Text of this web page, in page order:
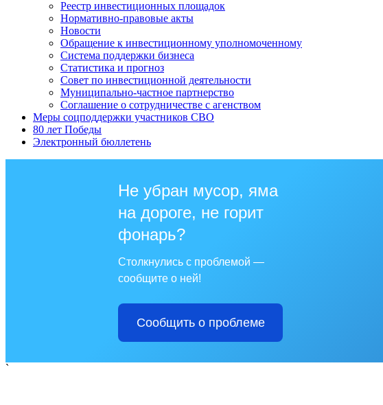
Реестр инвестиционных площадок
Нормативно-правовые акты
Новости
Обращение к инвестиционному уполномоченному
Система поддержки бизнеса
Статистика и прогноз
Совет по инвестиционной деятельности
Муниципально-частное партнерство
Соглашение о сотрудничестве с агенством
Меры соцподдержки участников СВО
80 лет Победы
Электронный бюллетень
Не убран мусор, яма
на дороге, не горит
фонарь?
Столкнулись с проблемой —
сообщите о ней!
Сообщить о проблеме
`